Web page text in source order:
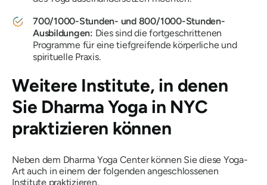
700/1000-Stunden- und 800/1000-Stunden-
Ausbildungen: Dies sind die fortgeschrittenen
Programme für eine tiefgreifende körperliche und
spirituelle Praxis.
Weitere Institute, in denen
Sie Dharma Yoga in NYC
praktizieren können
Neben dem Dharma Yoga Center können Sie diese Yoga-
Art auch in einem der folgenden angeschlossenen
Institute praktizieren.